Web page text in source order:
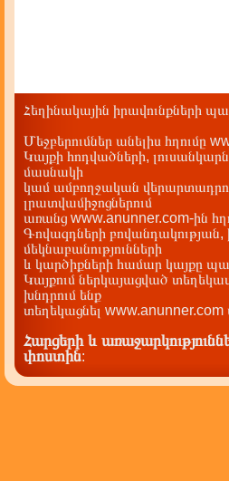
Հեղինակային իրավունքների
Մեջբերումներ անելիս հղումը
Կայքի հոդվածների,
մասնակի
կամ ամբողջական
լրատվամիջոցներում
առանց www.anunner.com-ին
Գովազդների
մեկնաբանությունների
և կարծիքների համար կայքը
Կայքում ներկայացված
խնդրում ենք
տեղեկացնել
Հարցերի և
փոստին: